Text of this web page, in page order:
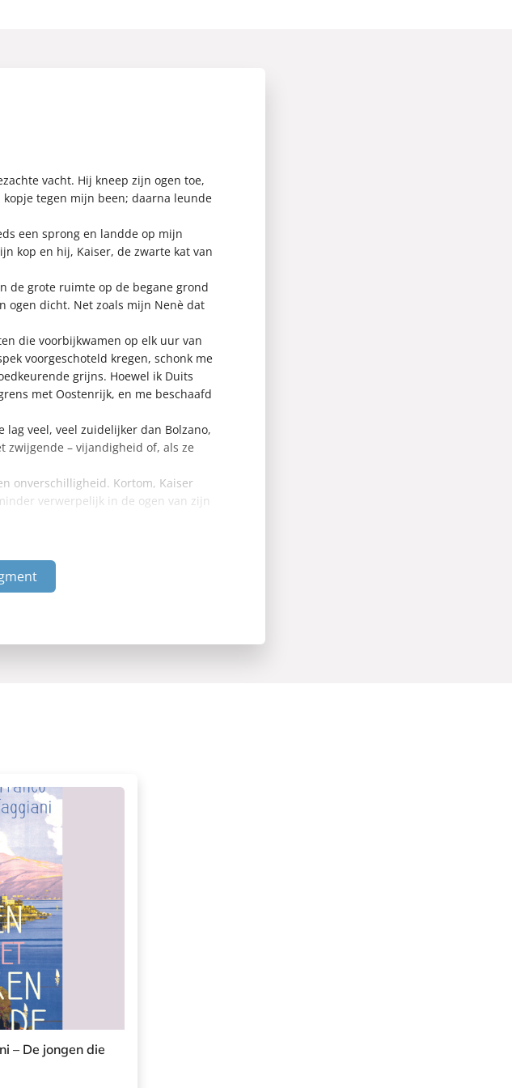
vacht. Hij kneep zijn ogen toe,
tegen mijn been; daarna leunde
een sprong en landde op mijn
kop en hij, Kaiser, de zwarte kat van
de grote ruimte op de begane grond
ogen dicht. Net zoals mijn Nenè dat
die voorbijkwamen op elk uur van
voorgeschoteld kregen, schonk me
grijns. Hoewel ik Duits
met Oostenrijk, en me beschaafd
lag veel, veel zuidelijker dan Bolzano,
zwijgende – vijandigheid of, als ze
onverschilligheid. Kortom, Kaiser
verwerpelijk in de ogen van zijn
– De jongen die